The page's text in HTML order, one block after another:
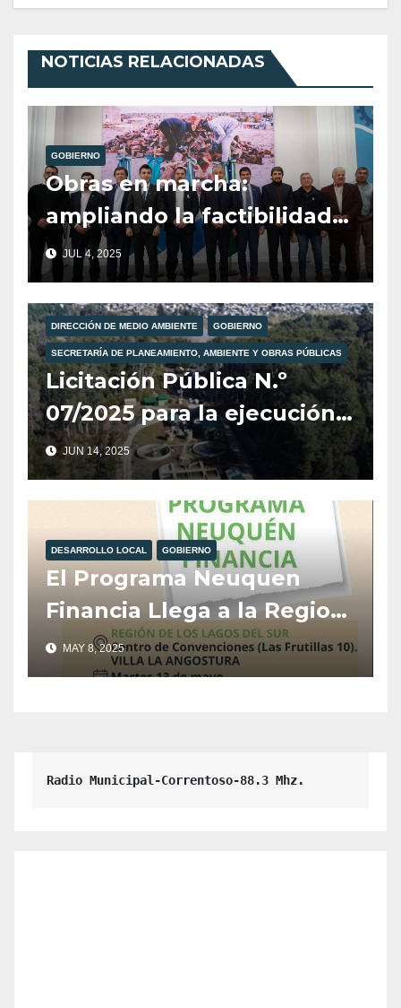
NOTICIAS RELACIONADAS
GOBIERNO
Obras en marcha:
ampliando la factibilidad
de gas en Villa La
Angostura.
JUL 4, 2025
DIRECCIÓN DE MEDIO AMBIENTE GOBIERNO
SECRETARÍA DE PLANEAMIENTO, AMBIENTE Y OBRAS PÚBLICAS
Licitación Pública N.º
07/2025 para la ejecución
de la Planta de
Pretratamiento de
Efluentes Cloacales de
Camiones Atmosféricos en
Villa La Angostura.
JUN 14, 2025
DESARROLLO LOCAL GOBIERNO
El Programa Neuquen
Financia Llega a la Region
Los Lagos Del Sur.
MAY 8, 2025
Radio Municipal-Correntoso-88.3 Mhz.